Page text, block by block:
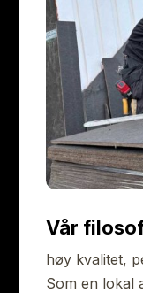
Vår
høy kvalitet,
Som en lokal